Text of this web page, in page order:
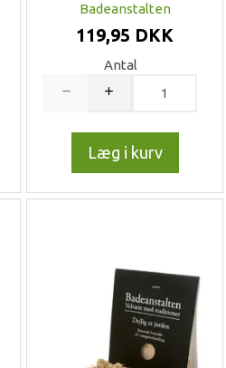
Badeanstalten
119,95 DKK
Antal
Læg i kurv